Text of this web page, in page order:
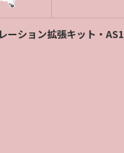
ーション拡張キット・AS1